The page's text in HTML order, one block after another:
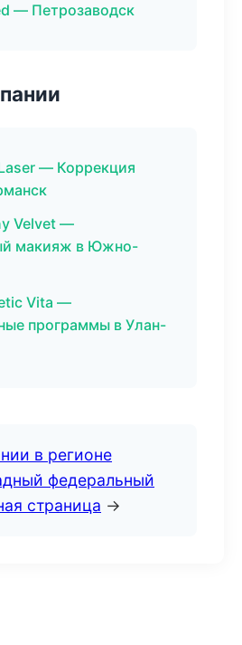
— Петрозаводск
— Коррекция
Velvet —
макияж в Южно-
Vita —
программы в Улан-
в регионе
федеральный
страница →